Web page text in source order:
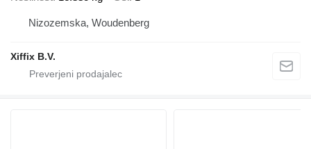
Nizozemska, Woudenberg
Xiffix B.V.